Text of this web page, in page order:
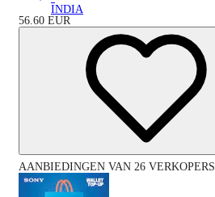
INDIA
56.60 EUR
AANBIEDINGEN VAN 26 VERKOPERS